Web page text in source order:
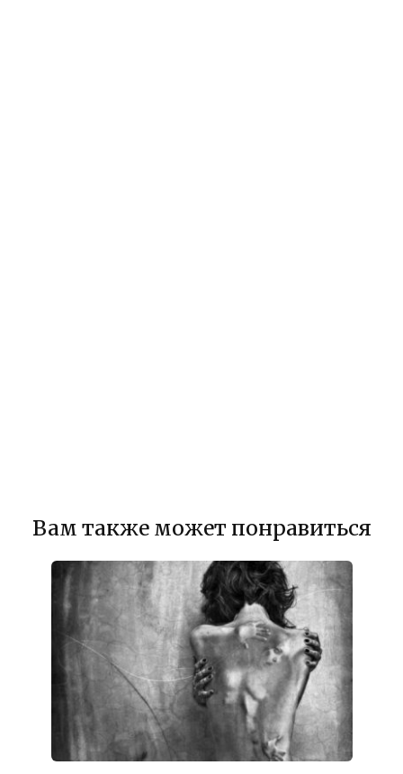
Вам также может понравиться